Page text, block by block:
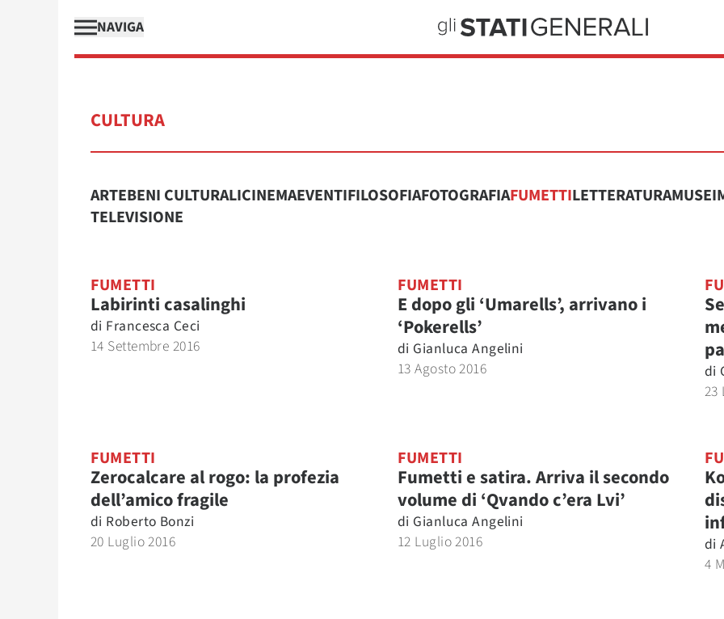
NAVIGA
CULTURA
ARTEBENI CULTURALICINEMAEVENTIFILOSOFIAFOTOGRAFIAFUMETTILETTERATURAMUSEI
TELEVISIONE
FUMETTI
Labirinti casalinghi
di Francesca Ceci
14 Settembre 2016
FUMETTI
E dopo gli ‘Umarells’, arrivano i
‘Pokerells’
di Gianluca Angelini
13 Agosto 2016
di
23
FUMETTI
Zerocalcare al rogo: la profezia
dell’amico fragile
di Roberto Bonzi
20 Luglio 2016
FUMETTI
Fumetti e satira. Arriva il secondo
volume di ‘Qvando c’era Lvi’
di Gianluca Angelini
12 Luglio 2016
di
4